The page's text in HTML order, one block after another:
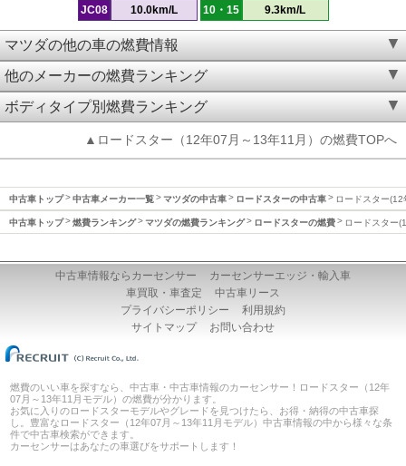
JC08 10.0km/L 10・15 9.3km/L
マツダの他の車の燃費情報
他のメーカーの燃費ランキング
ボディタイプ別燃費ランキング
▲ロードスター（12年07月～13年11月）の燃費TOPへ
中古車トップ 中古車メーカー一覧 マツダの中古車 ロードスターの中古車 ロードスター
中古車トップ 燃費ランキング マツダの燃費ランキング ロードスターの燃費 ロードスター
中古車情報ならカーセンサー
カーセンサーエッジ・輸入車
車買取・車査定
中古車リース
プライバシーポリシー
利用規約
サイトマップ
お問い合わせ
燃費のいい車を探すなら、中古車・中古車情報のカーセンサー！ロードスター（12年
07月～13年11月モデル）の燃費が分かります。
お気に入りのロードスターモデルやグレードを見つけたら、お得・納得の中古車探
し。豊富なロードスター（12年07月～13年11月モデル）中古車情報の中から様々な条
件で中古車検索ができます。
カーセンサーはあなたの車選びをサポートします！